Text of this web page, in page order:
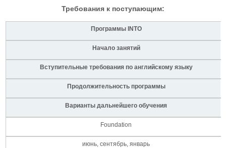
Требования к поступающим:
Программы INTO
Начало занятий
Вступительные требования по английскому языку
Продолжительность программы
Варианты дальнейшего обучения
Foundation
июнь, сентябрь, январь